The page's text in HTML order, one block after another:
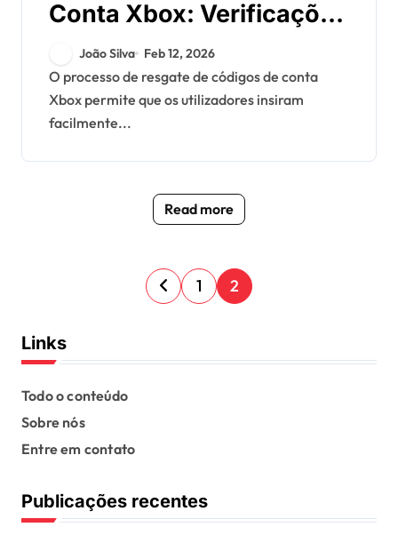
Conta Xbox: Verificações
de segurança, Processo
de verificação, Apoio ao
cliente
João Silva Feb 12, 2026
O processo de resgate de códigos de conta
Xbox permite que os utilizadores insiram
facilmente...
Read more
P
o
t
i
1 2
Links
Todo o conteúdo
Sobre nós
Entre em contato
Publicações recentes